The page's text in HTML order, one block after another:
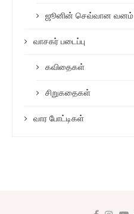
ஜூனின் செவ்வான வனம்
வாசகர் படைப்பு
கவிதைகள்
சிறுகதைகள்
வார போட்டிகள்